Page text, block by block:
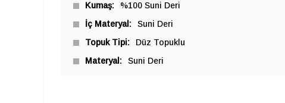
Kumaş
%100 Suni Deri
İç Materyal
Suni Deri
Topuk Tipi
Düz Topuklu
Materyal
Suni Deri